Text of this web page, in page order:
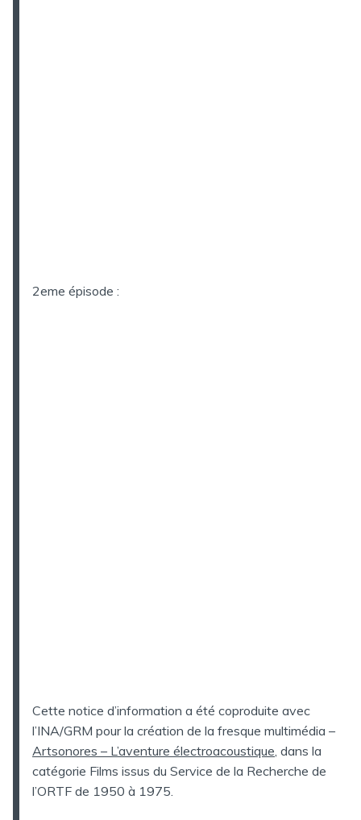
2eme épisode :
Cette notice d’information a été coproduite avec
l’INA/GRM pour la création de la fresque multimédia –
Artsonores – L’aventure électroacoustique, dans la
catégorie Films issus du Service de la Recherche de
l’ORTF de 1950 à 1975.